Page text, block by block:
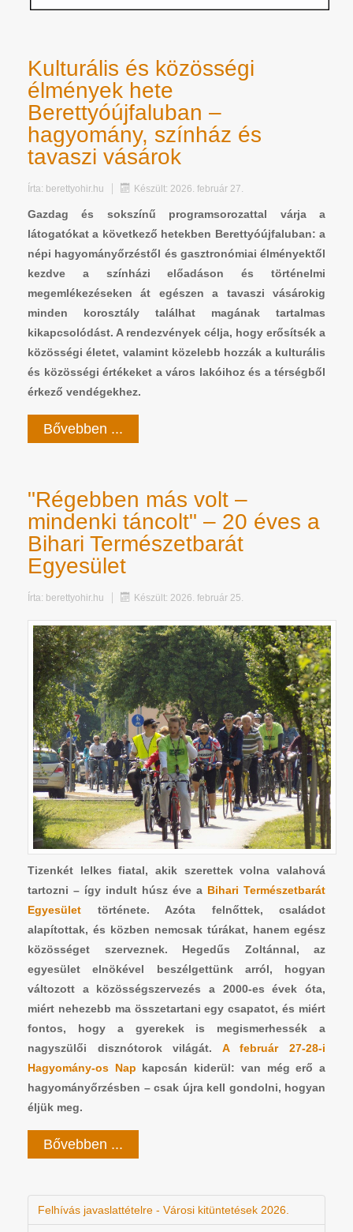
Kulturális és közösségi
élmények hete
Berettyóújfaluban –
hagyomány, színház és
tavaszi vásárok
Írta: berettyohir.hu Készült: 2026. február 27.
Gazdag és sokszínű programsorozattal várja a
látogatókat a következő hetekben Berettyóújfaluban: a
népi hagyományőrzéstől és gasztronómiai élményektől
kezdve a színházi előadáson és történelmi
megemlékezéseken át egészen a tavaszi vásárokig
minden korosztály találhat magának tartalmas
kikapcsolódást. A rendezvények célja, hogy erősítsék a
közösségi életet, valamint közelebb hozzák a kulturális
és közösségi értékeket a város lakóihoz és a térségből
érkező vendégekhez.
Bővebben ...
"Régebben más volt –
mindenki táncolt" – 20 éves a
Bihari Természetbarát
Egyesület
Írta: berettyohir.hu Készült: 2026. február 25.
Tizenkét lelkes fiatal, akik szerettek volna valahová
tartozni – így indult húsz éve a Bihari Természetbarát
Egyesület története. Azóta felnőttek, családot
alapítottak, és közben nemcsak túrákat, hanem egész
közösséget szerveznek. Hegedűs Zoltánnal, az
egyesület elnökével beszélgettünk arról, hogyan
változott a közösségszervezés a 2000-es évek óta,
miért nehezebb ma összetartani egy csapatot, és miért
fontos, hogy a gyerekek is megismerhessék a
nagyszülői disznótorok világát. A február 27-28-i
Hagyomány-os Nap kapcsán kiderül: van még erő a
hagyományőrzésben – csak újra kell gondolni, hogyan
éljük meg.
Bővebben ...
Felhívás javaslattételre - Városi kitüntetések 2026.